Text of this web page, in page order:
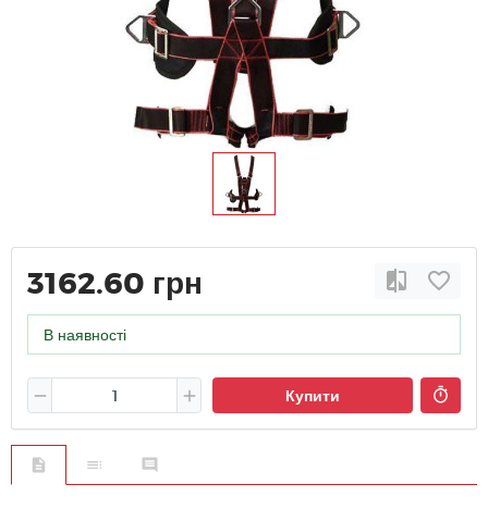
3162.60 грн
В наявності
Купити